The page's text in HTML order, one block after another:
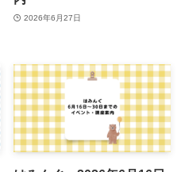
2026年6月27日